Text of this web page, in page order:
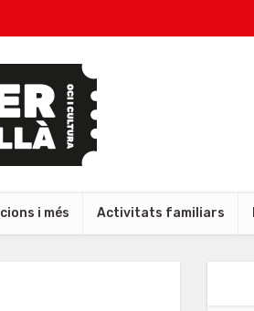
i més Activitats familiars